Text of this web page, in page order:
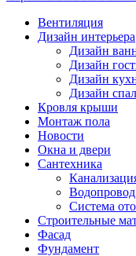
Вентиляция
Дизайн интерьера
Дизайн
Дизайн
Дизайн
Дизайн
Кровля крыши
Монтаж пола
Новости
Окна и двери
Сантехника
Водопровод
Система
Строительные
Фасад
Фундамент